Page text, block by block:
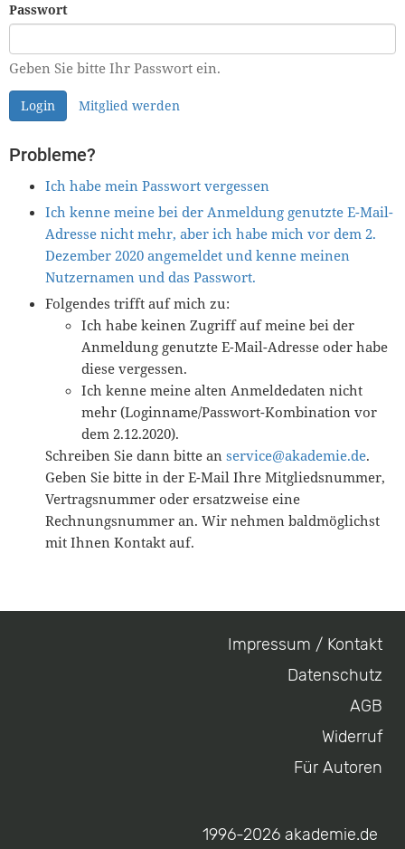
Passwort
Geben Sie bitte Ihr Passwort ein.
Login Mitglied werden
Probleme?
Ich habe mein Passwort vergessen
Ich kenne meine bei der Anmeldung genutzte E-Mail-
Adresse nicht mehr, aber ich habe mich vor dem 2.
Dezember 2020 angemeldet und kenne meinen
Nutzernamen und das Passwort.
Folgendes trifft auf mich zu:
Ich habe keinen Zugriff auf meine bei der
Anmeldung genutzte E-Mail-Adresse oder habe
diese vergessen.
Ich kenne meine alten Anmeldedaten nicht
mehr (Loginname/Passwort-Kombination vor
dem 2.12.2020).
Schreiben Sie dann bitte an service@akademie.de.
Geben Sie bitte in der E-Mail Ihre Mitgliedsnummer,
Vertragsnummer oder ersatzweise eine
Rechnungsnummer an. Wir nehmen baldmöglichst
mit Ihnen Kontakt auf.
Impressum / Kontakt
Datenschutz
AGB
Widerruf
Für Autoren
1996-2026 akademie.de